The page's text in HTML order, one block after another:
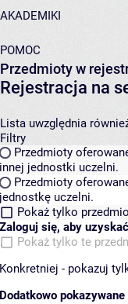
AKADEMIKI
POMOC
Przedmioty w
Rejestracja na
Lista uwzględnia
Filtry
Przedmioty
innej jednostki uczelni.
Przedmioty
jednostkę uczelni.
Pokaż tylko
Zaloguj się, aby
Pokaż tylko te
Konkretniej - pokazuj
Dodatkowo